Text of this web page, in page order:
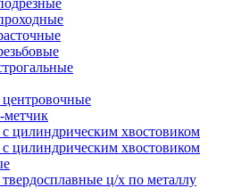
метчик
цилиндрическим хвостовиком
цилиндрическим хвостовиком
ц/х по металлу